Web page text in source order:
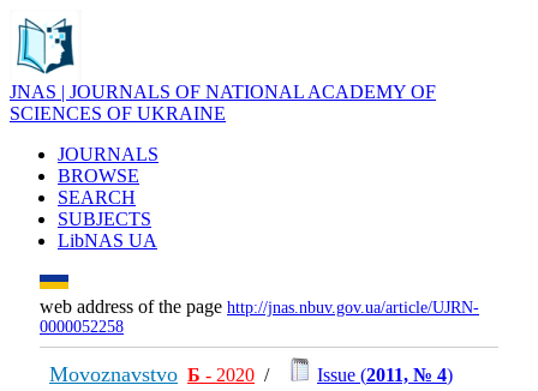
JNAS | JOURNALS OF NATIONAL ACADEMY OF
SCIENCES OF UKRAINE
JOURNALS
BROWSE
SEARCH
SUBJECTS
LibNAS UA
web address of the page http://jnas.nbuv.gov.ua/article/UJRN-
0000052258
Movoznavstvo Б - 2020 / Issue (2011, № 4)